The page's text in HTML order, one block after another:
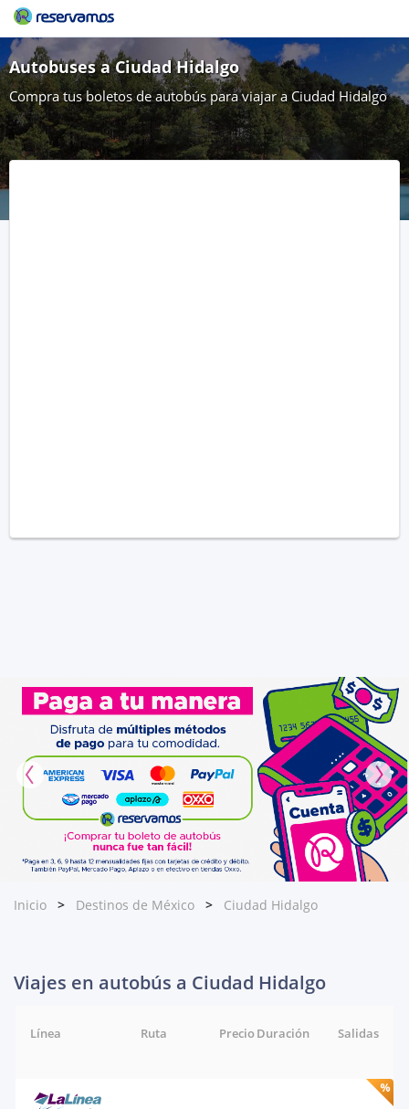
Autobuses a Ciudad Hidalgo
Compra tus boletos de autobús para viajar a Ciudad Hidalgo
Inicio Destinos de México Ciudad Hidalgo
Viajes en autobús a Ciudad Hidalgo
Línea Ruta Salidas
Duración
Precio